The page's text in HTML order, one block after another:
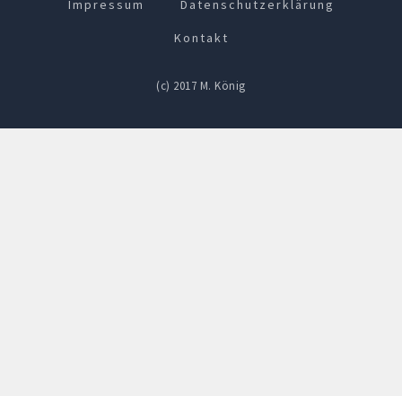
Impressum Datenschutzerklärung
Kontakt
(c) 2017 M. König